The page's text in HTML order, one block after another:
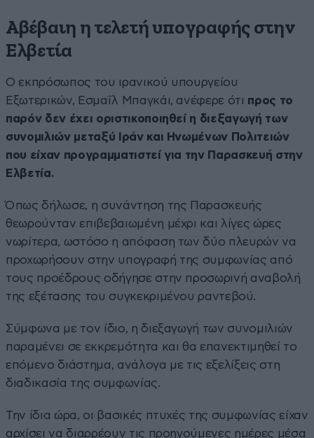
Αβέβαιη η τελετή υπογραφής στην
Ελβετία
Ο εκπρόσωπος του ιρανικού υπουργείου
Εξωτερικών, Εσμαΐλ Μπαγκάι, ανέφερε ότι προς το
παρόν δεν έχει οριστικοποιηθεί η διεξαγωγή των
συνομιλιών μεταξύ Ιράν και Ηνωμένων Πολιτειών
που είχαν προγραμματιστεί για την Παρασκευή στην
Ελβετία.
Όπως δήλωσε, η συνάντηση της Παρασκευής
θεωρούνταν επιβεβαιωμένη μέχρι και λίγες ώρες
νωρίτερα, ωστόσο η απόφαση των δύο πλευρών να
προχωρήσουν στην υπογραφή της συμφωνίας από
τους προέδρους οδήγησε στην προσωρινή αναβολή
της εξέτασης του συγκεκριμένου ραντεβού.
Σύμφωνα με τον ίδιο, η διεξαγωγή των συνομιλιών
παραμένει σε εκκρεμότητα και θα επανεκτιμηθεί το
επόμενο διάστημα, ανάλογα με τις εξελίξεις στη
διαδικασία της συμφωνίας.
Την ίδια ώρα, οι βασικές πτυχές της συμφωνίας είχαν
αρχίσει να διαρρέουν τις προηγούμενες ημέρες μέσα